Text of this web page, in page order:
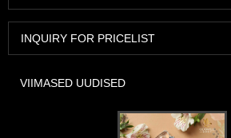
INQUIRY FOR PRICELIST
VIIMASED UUDISED